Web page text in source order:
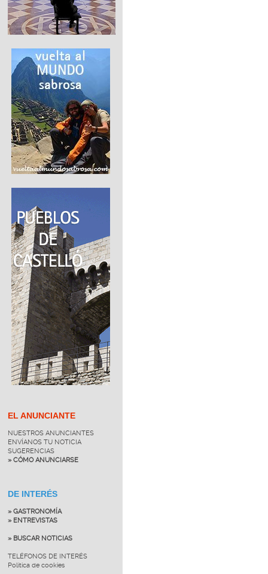
EL ANUNCIANTE
NUESTROS ANUNCIANTES
ENVÍANOS TU NOTICIA
SUGERENCIAS
» CÓMO ANUNCIARSE
DE INTERÉS
» GASTRONOMÍA
» ENTREVISTAS
» BUSCAR NOTICIAS
TELÉFONOS DE INTERÉS
Política de cookies